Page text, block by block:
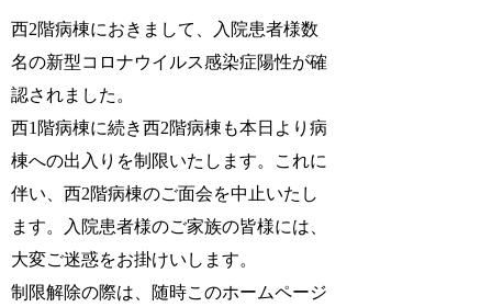
西2階病棟におきまして、入院患者様数
名の新型コロナウイルス感染症陽性が確
認されました。
西1階病棟に続き西2階病棟も本日より病
棟への出入りを制限いたします。これに
伴い、西2階病棟のご面会を中止いたし
ます。入院患者様のご家族の皆様には、
大変ご迷惑をお掛けいします。
制限解除の際は、随時このホームページ